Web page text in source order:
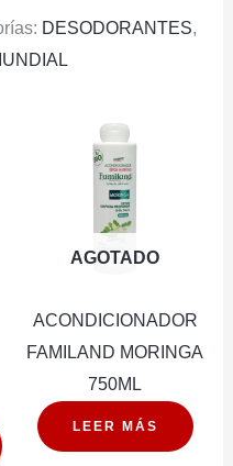
DESODORANTES,
AGOTADO
ACONDICIONADOR
FAMILAND MORINGA
750ML
LEER MÁS